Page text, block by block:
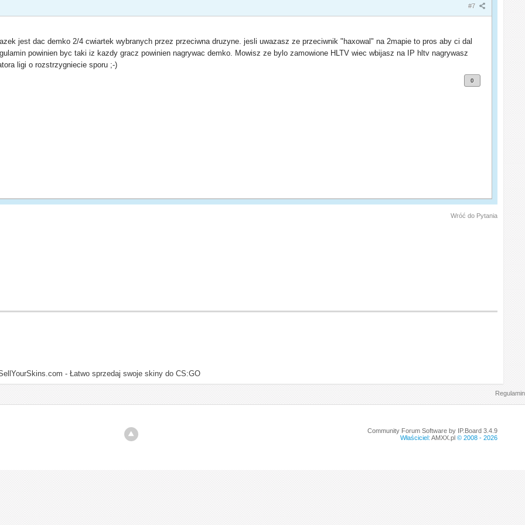
#7
jest dac demko 2/4 cwiartek wybranych przez przeciwna druzyne. jesli uwazasz ze przeciwnik "haxowal" na 2mapie to pros aby ci dal
powinien byc taki iz kazdy gracz powinien nagrywac demko. Mowisz ze bylo zamowione HLTV wiec wbijasz na IP hltv nagrywasz
ligi o rozstrzygniecie sporu ;-)
0
Wróć do Pytania
- Łatwo sprzedaj swoje skiny do CS:GO
Regulamin
Community Forum Software by IP.Board 3.4.9
Właściciel: AMXX.pl© 2008 - 2026